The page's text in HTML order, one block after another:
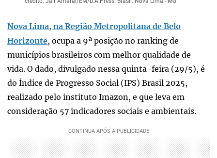
Nova Lima, na Região Metropolitana de Belo
Horizonte, ocupa a 9ª posição no ranking de
municípios brasileiros com melhor qualidade de
vida. O dado, divulgado nessa quinta-feira (29/5), é
do Índice de Progresso Social (IPS) Brasil 2025,
realizado pelo instituto Imazon, e que leva em
consideração 57 indicadores sociais e ambientais.